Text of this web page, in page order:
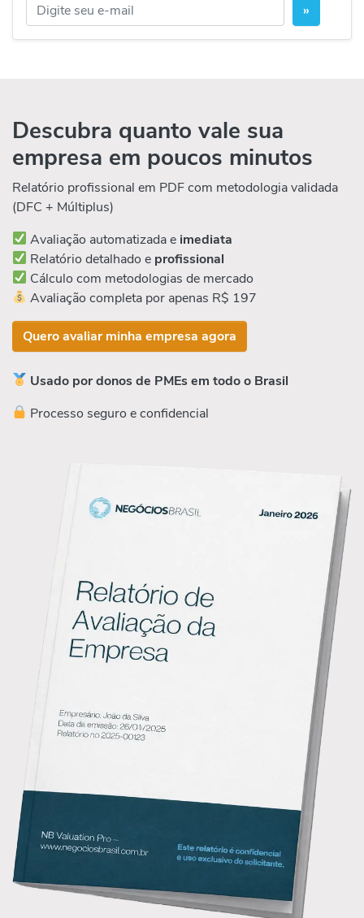
»
Descubra quanto vale sua
empresa em poucos minutos
Relatório profissional em PDF com metodologia validada
(DFC + Múltiplus)
Avaliação automatizada e imediata
Relatório detalhado e profissional
Cálculo com metodologias de mercado
Avaliação completa por apenas R$ 197
Quero avaliar minha empresa agora
Usado por donos de PMEs em todo o Brasil
Processo seguro e confidencial